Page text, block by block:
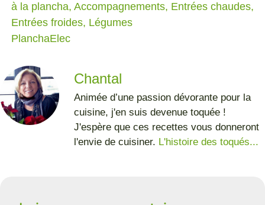
à la plancha, Accompagnements, Entrées chaudes,
Entrées froides, Légumes
PlanchaElec
Chantal
Animée d’une passion dévorante pour la
cuisine, j'en suis devenue toquée !
J'espère que ces recettes vous donneront
l'envie de cuisiner. L'histoire des toqués...